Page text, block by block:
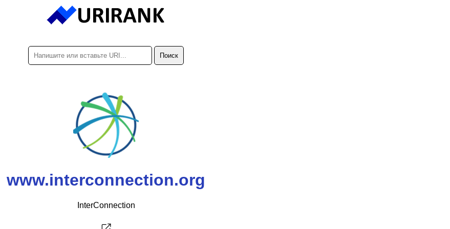
www.interconnection.org
InterConnection